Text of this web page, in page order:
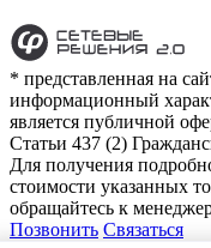
* представленная на
информационный
является публичной
Статьи 437 (2)
Для получения
стоимости указанных
обращайтесь к
Позвонить Связаться